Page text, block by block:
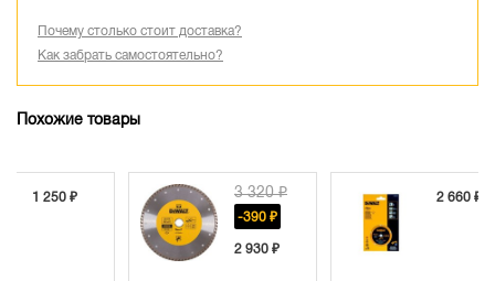
Почему столько стоит доставка?
Как забрать самостоятельно?
Похожие товары
3 320 ₽
-390 ₽
2 930 ₽
2 660 ₽